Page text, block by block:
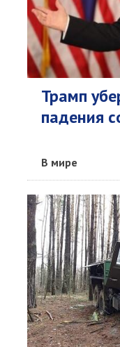
Трамп
падения
В мире